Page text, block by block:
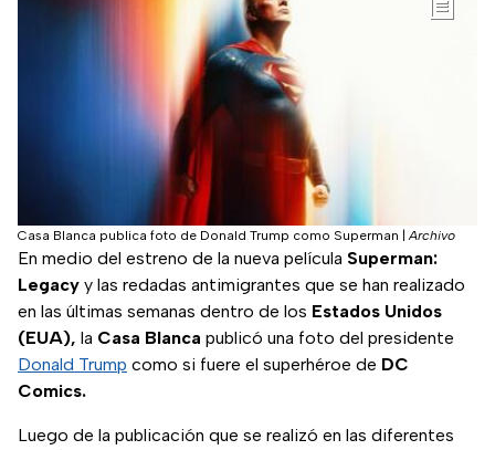
Casa Blanca publica foto de Donald Trump como Superman |Archivo
En medio del estreno de la nueva película Superman:
Legacy y las redadas antimigrantes que se han realizado
en las últimas semanas dentro de los Estados Unidos
(EUA), la Casa Blanca publicó una foto del presidente
Donald Trump como si fuere el superhéroe de DC
Comics.
Luego de la publicación que se realizó en las diferentes